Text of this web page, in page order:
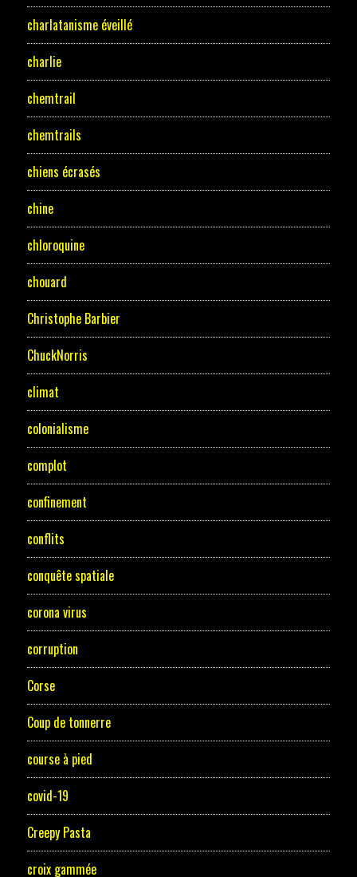
charlatanisme éveillé
charlie
chemtrail
chemtrails
chiens écrasés
chine
chloroquine
chouard
Christophe Barbier
ChuckNorris
climat
colonialisme
complot
confinement
conflits
conquête spatiale
corona virus
corruption
Corse
Coup de tonnerre
course à pied
covid-19
Creepy Pasta
croix gammée